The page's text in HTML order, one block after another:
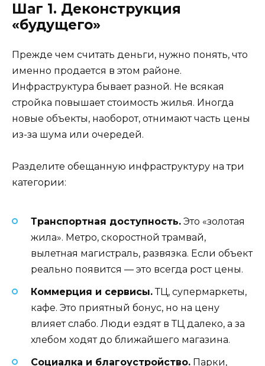
Шаг 1. Деконструкция
«будущего»
Прежде чем считать деньги, нужно понять, что
именно продается в этом районе.
Инфраструктура бывает разной. Не всякая
стройка повышает стоимость жилья. Иногда
новые объекты, наоборот, отнимают часть цены
из-за шума или очередей.
Разделите обещанную инфраструктуру на три
категории:
Транспортная доступность. Это «золотая
жила». Метро, скоростной трамвай,
вылетная магистраль, развязка. Если объект
реально появится — это всегда рост цены.
Коммерция и сервисы.ТЦ, супермаркеты,
кафе. Это приятный бонус, но на цену
влияет слабо. Люди ездят в ТЦ далеко, а за
хлебом ходят до ближайшего магазина.
Социалка и благоустройство. Парки,